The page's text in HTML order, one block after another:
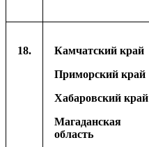
18.
Камчатский край
Приморский край
Хабаровский край
Магаданская
область